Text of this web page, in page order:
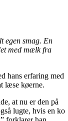
egen smag. En
med mælk fra
hans erfaring med
læse køerne.
at nu er den på
lugte, hvis en ko